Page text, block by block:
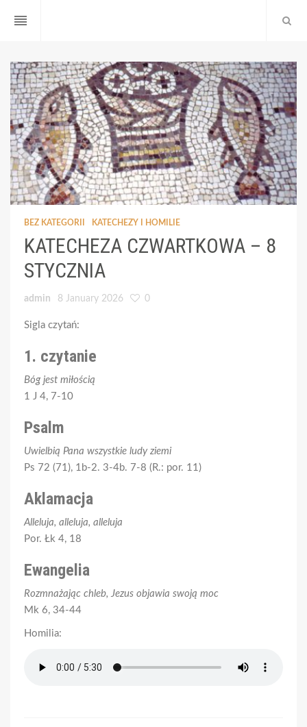
reorder
BEZ KATEGORII KATECHEZY I HOMILIE
KATECHEZA CZWARTKOWA – 8
STYCZNIA
admin 8 January 2026 0
Sigla czytań:
1. czytanie
Bóg jest miłością
1 J 4, 7-10
Psalm
Uwielbią Pana wszystkie ludy ziemi
Ps 72 (71), 1b-2. 3-4b. 7-8 (R.: por. 11)
Aklamacja
Alleluja, alleluja, alleluja
Por. Łk 4, 18
Ewangelia
Rozmnażając chleb, Jezus objawia swoją moc
Mk 6, 34-44
Homilia: